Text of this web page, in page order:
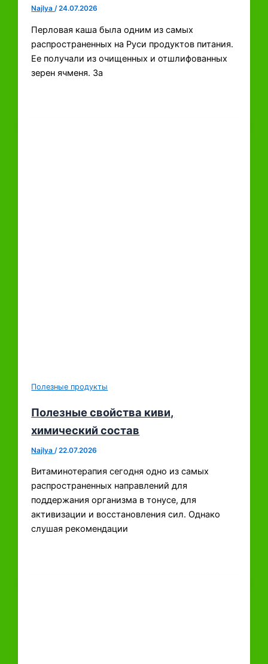
Najlya/24.07.2026
Перловая каша была одним из самых
распространенных на Руси продуктов питания.
Ее получали из очищенных и отшлифованных
зерен ячменя. За
Полезные продукты
Полезные свойства киви,
химический состав
Najlya /22.07.2026
Витаминотерапия сегодня одно из самых
распространенных направлений для
поддержания организма в тонусе, для
активизации и восстановления сил. Однако
слушая рекомендации